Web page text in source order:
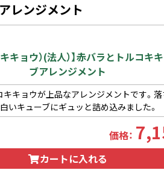
レンジメント
キョウ）(法人）】赤バラとトルコキ
ブアレンジメント
キョウが上品なアレンジメントです。
いキューブにギュッと詰め込みました。
価格：
カートに入れる